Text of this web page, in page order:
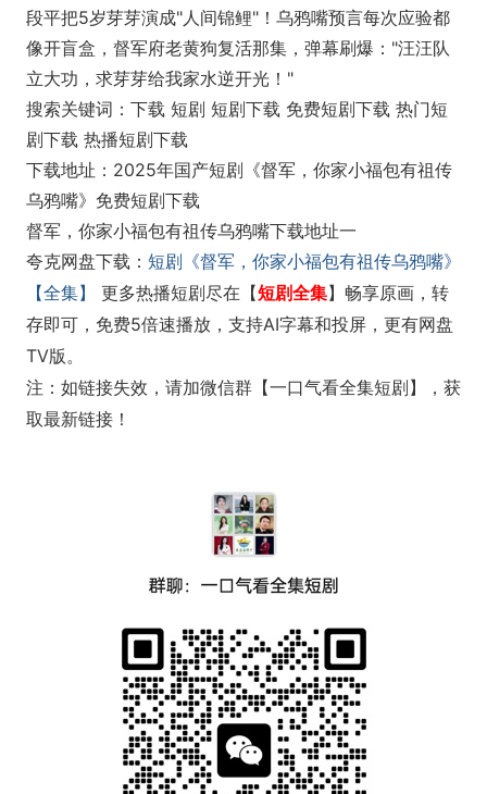
段平把5岁芽芽演成"人间锦鲤"！乌鸦嘴预言每次应验都
像开盲盒，督军府老黄狗复活那集，弹幕刷爆："汪汪队
立大功，求芽芽给我家水逆开光！"
搜索关键词：下载 短剧 短剧下载 免费短剧下载 热门短
剧下载 热播短剧下载
下载地址：2025年国产短剧《督军，你家小福包有祖传
乌鸦嘴》免费短剧下载
督军，你家小福包有祖传乌鸦嘴下载地址一
夸克网盘下载： 短剧《督军，你家小福包有祖传乌鸦嘴》
【全集】
更多热播短剧尽在【短剧全集】 畅享原画，转
存即可，免费5倍速播放，支持AI字幕和投屏，更有网盘
TV版。
注：如链接失效，请加微信群【一口气看全集短剧】，获
取最新链接！